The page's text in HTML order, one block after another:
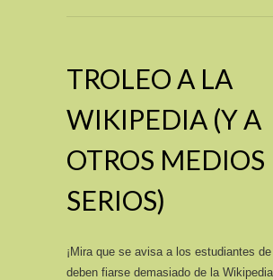
TROLEO A LA
WIKIPEDIA (Y A
OTROS MEDIOS
SERIOS)
¡Mira que se avisa a los estudiantes
deben fiarse demasiado de la